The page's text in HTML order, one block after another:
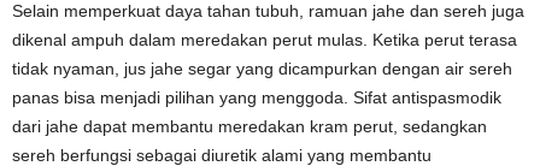
Selain memperkuat daya tahan tubuh, ramuan jahe dan sereh juga
dikenal ampuh dalam meredakan perut mulas. Ketika perut terasa
tidak nyaman, jus jahe segar yang dicampurkan dengan air sereh
panas bisa menjadi pilihan yang menggoda. Sifat antispasmodik
dari jahe dapat membantu meredakan kram perut, sedangkan
sereh berfungsi sebagai diuretik alami yang membantu